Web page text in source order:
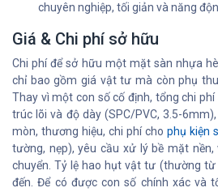
chuyên nghiệp, tối giản và năng
Giá & Chi phí sở hữu
Chi phí để sở hữu một mặt sàn nhựa
chỉ bao gồm giá vật tư mà còn phụ
Thay vì một con số cố định, tổng chi
trúc lõi và độ dày (SPC/PVC, 3.5-
mòn, thương hiệu, chi phí cho phụ kiện
tường, nẹp), yêu cầu xử lý bề mặt
chuyển. Tỷ lệ hao hụt vật tư (thường
đến. Để có được con số chính xác và